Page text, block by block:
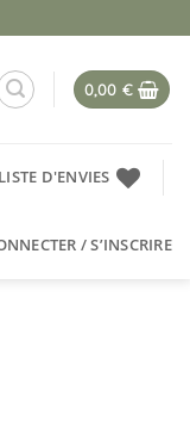
0,00 €
LISTE D'ENVIES
/ S’INSCRIRE